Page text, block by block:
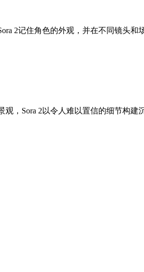
2记住角色的外观，并在不同镜头
，Sora 2以令人难以置信的细节构